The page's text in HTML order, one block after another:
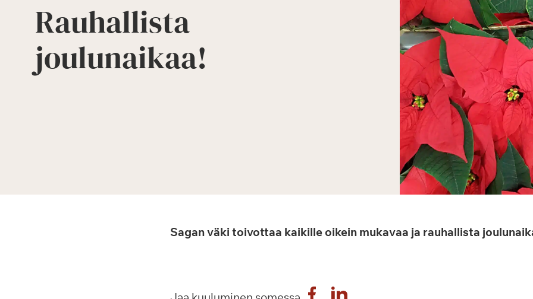
Rauhallista
joulunaikaa!
Sagan väki toivottaa kaikille oikein mukavaa ja rauhallista